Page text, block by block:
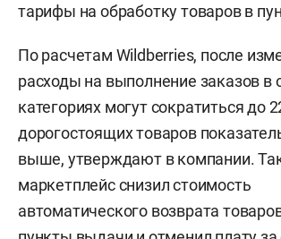
тарифы на обработку товаров в
По расчетам Wildberries, после
расходы на выполнение заказов в
категориях могут сократиться до
дорогостоящих товаров
выше, утверждают в компании.
маркетплейс снизил стоимость
автоматического возврата